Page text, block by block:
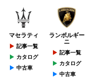
マセラティ
記事一覧
カタログ
中古車
ランボルギー
ニ
記事一覧
カタログ
中古車